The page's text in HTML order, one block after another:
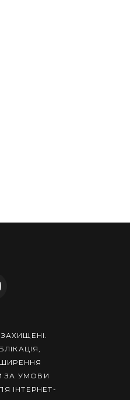
ЗА УМОВИ
ІНТЕРНЕТ-